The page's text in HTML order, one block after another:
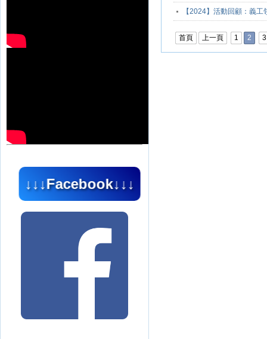
↓↓↓Facebook↓↓↓
【2024】活動回顧：義
首頁 上一頁 1 2 3